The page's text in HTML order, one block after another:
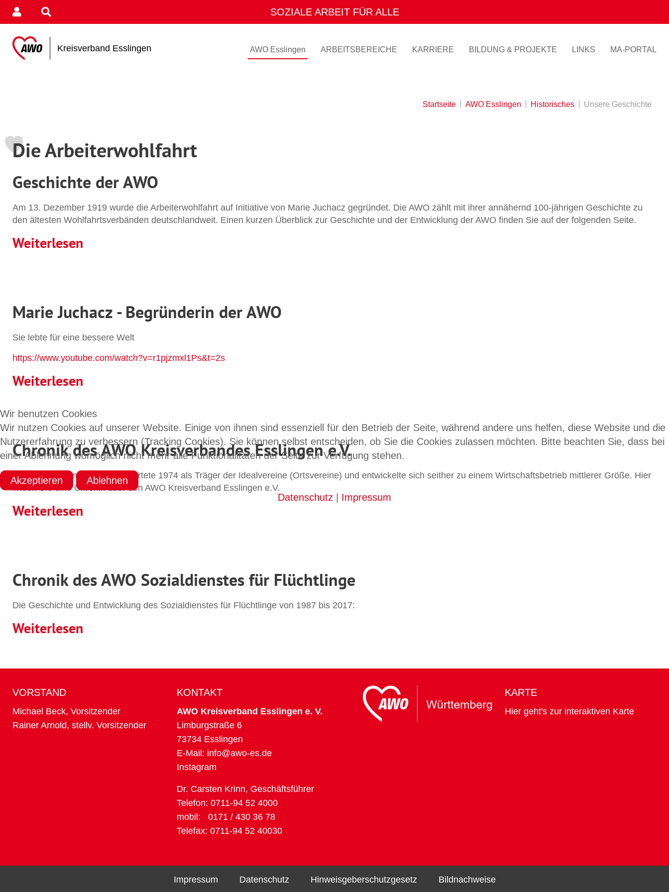
SOZIALE ARBEIT FÜR ALLE
Kreisverband Esslingen AWO Esslingen ARBEITSBEREICHE KARRIERE BILDUNG & PROJEKTE LINKS MA-PORTAL
Startseite AWO Esslingen Historisches Unsere Geschichte
Die Arbeiterwohlfahrt
Geschichte der AWO
Am 13. Dezember 1919 wurde die Arbeiterwohlfahrt auf Initiative von Marie Juchacz gegründet. Die AWO zählt mit ihrer annähernd 100-jährigen Geschichte zu
den ältesten Wohlfahrtsverbänden deutschlandweit. Einen kurzen Überblick zur Geschichte und der Entwicklung der AWO finden Sie auf der folgenden Seite.
Weiterlesen
Marie Juchacz - Begründerin der AWO
Sie lebte für eine bessere Welt
https://www.youtube.com/watch?v=r1pjzmxl1Ps&t=2s
Weiterlesen
Chronik des AWO Kreisverbandes Esslingen e.V.
Der Kreisverband Esslingen startete 1974 als Träger der Idealvereine (Ortsvereine) und entwickelte sich seither zu einem Wirtschaftsbetrieb mittlerer Größe. Hier
finden Sie eine Chronik über den AWO Kreisverband Esslingen e.V.
Weiterlesen
Chronik des AWO Sozialdienstes für Flüchtlinge
Die Geschichte und Entwicklung des Sozialdienstes für Flüchtlinge von 1987 bis 2017:
Weiterlesen
VORSTAND
Michael Beck, Vorsitzender
Rainer Arnold, stellv. Vorsitzender
KONTAKT
AWO Kreisverband Esslingen e. V.
Limburgstraße 6
73734 Esslingen
E-Mail: info@awo-es.de
Instagram
Dr. Carsten Krinn, Geschäftsführer
Telefon: 0711-94 52 4000
mobil: 0171 / 430 36 78
Telefax: 0711-94 52 40030
KARTE
Hier geht's zur interaktiven Karte
Impressum Datenschutz Hinweisgeberschutzgesetz Bildnachweise
Wir benutzen Cookies
Wir nutzen Cookies auf unserer Website. Einige von ihnen sind essenziell für den Betrieb der Seite, während andere uns helfen, diese Website und die
Nutzererfahrung zu verbessern (Tracking Cookies). Sie können selbst entscheiden, ob Sie die Cookies zulassen möchten. Bitte beachten Sie, dass bei
einer Ablehnung womöglich nicht mehr alle Funktionalitäten der Seite zur Verfügung stehen.
Akzeptieren
Ablehnen
Datenschutz | Impressum